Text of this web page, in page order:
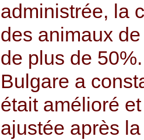
administrée, la
des animaux
de plus de
Bulgare a
était amélioré
ajustée après